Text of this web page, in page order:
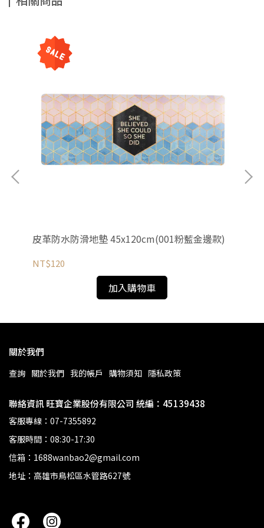
皮革防水防滑地墊 45x120cm(001粉藍金邊款)
NT$120
加入購物車
關於我們
查詢 關於我們 我的帳戶 購物須知 隱私政策
聯絡資訊 旺寶企業股份有限公司 統編：45139438
客服專線：07-7355892
客服時間：08:30-17:30
信箱：1688wanbao2@gmail.com
地址：高雄市鳥松區水管路627號